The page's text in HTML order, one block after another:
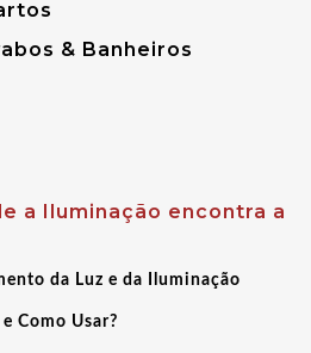
& Banheiros
a Iluminação encontra a
da Luz e da Iluminação
Como Usar?